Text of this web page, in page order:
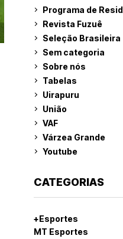
Programa de
Revista Fuzuê
Seleção Brasileira
Sem categoria
Sobre nós
Tabelas
Uirapuru
União
VAF
Várzea Grande
Youtube
CATEGORIAS
+Esportes
MT Esportes